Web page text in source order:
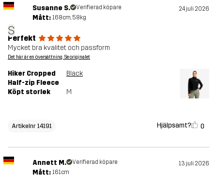
S
Susanne S. Verifierad köpare 24 juli 2026
Mått: 168cm, 58kg
Perfekt
Mycket bra kvalitet och passform
Det här är en översättning. Se originalet
Hiker Cropped
Half-zip Fleece
Black
Köpt storlek M
Artikelnr 14191 Hjälpsamt? 0
Annett M. Verifierad köpare 13 juli 2026
Mått: 161cm